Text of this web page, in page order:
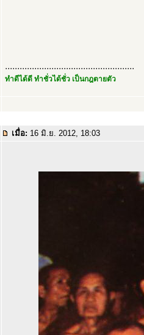
.....................................................
ทำดีได้ดี ทำชั่วได้ชั่ว เป็นกฎตายตัว
เมื่อ: 16 มิ.ย. 2012, 18:03